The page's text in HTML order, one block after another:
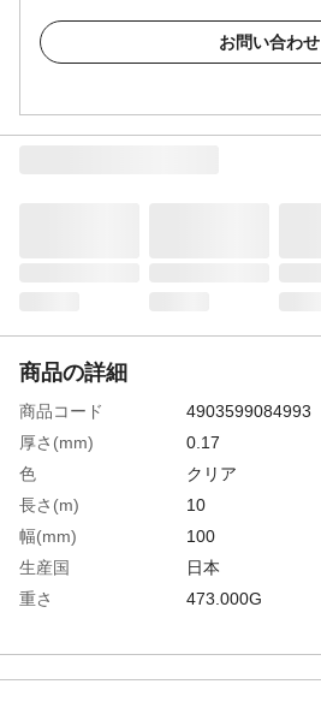
お問い合わせ
商品の詳細
商品コード
4903599084993
厚さ(mm)
0.17
色
クリア
長さ(m)
10
幅(mm)
100
生産国
日本
重さ
473.000G